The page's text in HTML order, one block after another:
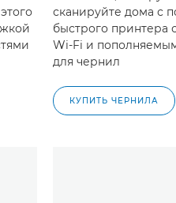
сканируйте дома с
быстрого принтера
Wi-Fi и
для чернил
КУПИТЬ ЧЕРНИЛА